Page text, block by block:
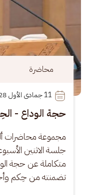
محاضرة
11
حجة الوداع -
مجموعة محاضرات
جلسة الاثنين
متكاملة عن حجة
تضمنته من حِكم